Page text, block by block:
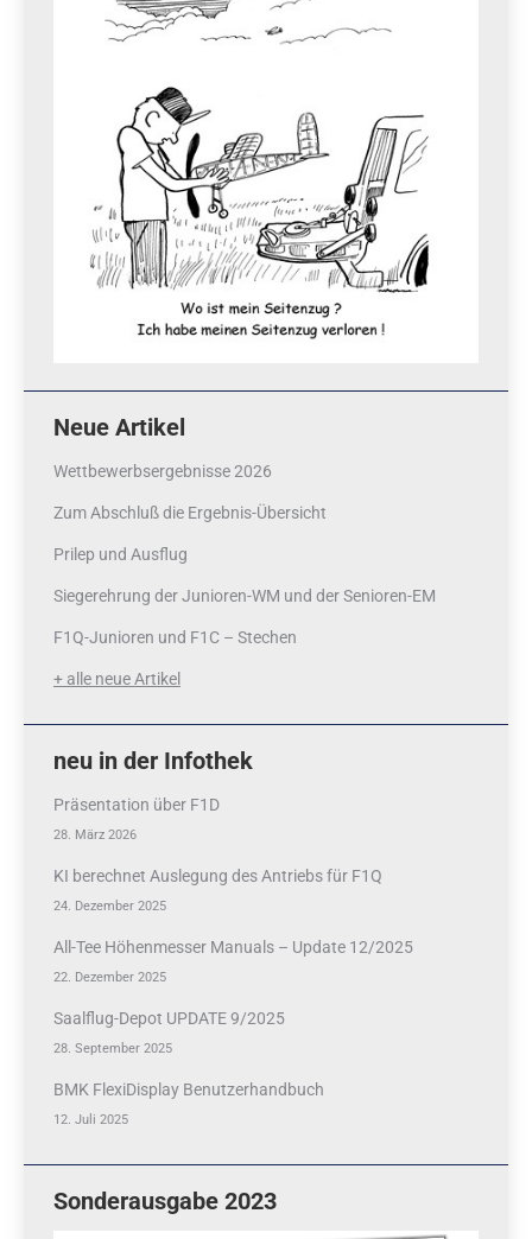
Neue Artikel
Wettbewerbsergebnisse 2026
Zum Abschluß die Ergebnis-Übersicht
Prilep und Ausflug
Siegerehrung der Junioren-WM und der Senioren-EM
F1Q-Junioren und F1C – Stechen
+ alle neue Artikel
neu in der Infothek
Präsentation über F1D
28. März 2026
KI berechnet Auslegung des Antriebs für F1Q
24. Dezember 2025
All-Tee Höhenmesser Manuals – Update 12/2025
22. Dezember 2025
Saalflug-Depot UPDATE 9/2025
28. September 2025
BMK FlexiDisplay Benutzerhandbuch
12. Juli 2025
Sonderausgabe 2023